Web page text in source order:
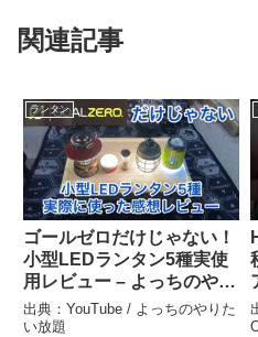
関連記事
ランタン
ゴールゼロだけじゃない！
小型LEDランタン5種実使
用レビュー – よっちのやり
たい放題
出典：YouTube / よっちのやりた
い放題